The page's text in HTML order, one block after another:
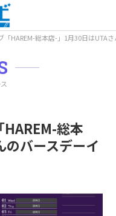
「HAREM-総本店-」1月30日はUTA
総本
バースデーイ